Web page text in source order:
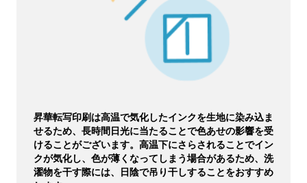
昇華転写印刷は高温で気化したインクを生地に染み込ま
せるため、長時間日光に当たることで色あせの影響を受
けることがございます。高温下にさらされることでイン
クが気化し、色が薄くなってしまう場合があるため、洗
濯物を干す際には、日陰で吊り干しすることをおすすめ